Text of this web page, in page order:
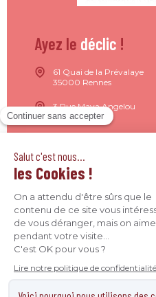
Ayez le déclic !
61 Quai de la Prévalaye
35000 Rennes
3 Rue Maya Angelou
44200 Nantes
4 Quai Jean Moulin
09 71 37 26 34
contact@agence-declic.fr